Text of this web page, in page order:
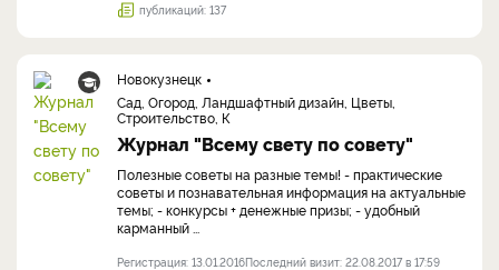
публикаций: 137
Новокузнецк
Сад, Огород, Ландшафтный дизайн, Цветы,
Строительство, К
Журнал "Всему свету по совету"
Полезные советы на разные темы! - практические
советы и познавательная информация на актуальные
темы; - конкурсы + денежные призы; - удобный
карманный ...
Регистрация: 13.01.2016Последний визит: 22.08.2017 в 17:59